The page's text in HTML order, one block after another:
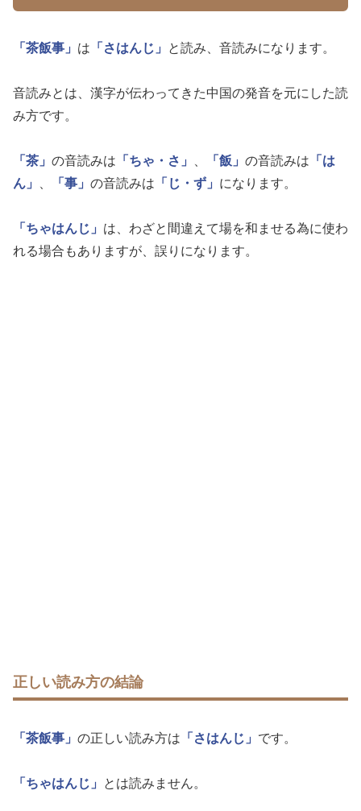
「茶飯事」 は 「さはんじ」 と読み、音読みになります。
音読みとは、漢字が伝わってきた中国の発音を元にした読
み方です。
「茶」 の音読みは 「ちゃ・さ」 「飯」 の音読みは 「は
ん」
「事」 の音読みは 「じ・ず」 になります。
「ちゃはんじ」 は、わざと間違えて場を和ませる為に使わ
れる場合もありますが、誤りになります。
正しい読み方の結論
「茶飯事」 の正しい読み方は 「さはんじ」 です。
「ちゃはんじ」 とは読みません。